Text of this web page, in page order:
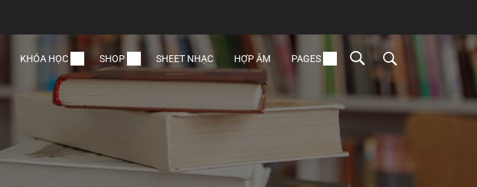
KHÓA HỌC SHOP SHEET NHẠC HỢP ÂM PAGES